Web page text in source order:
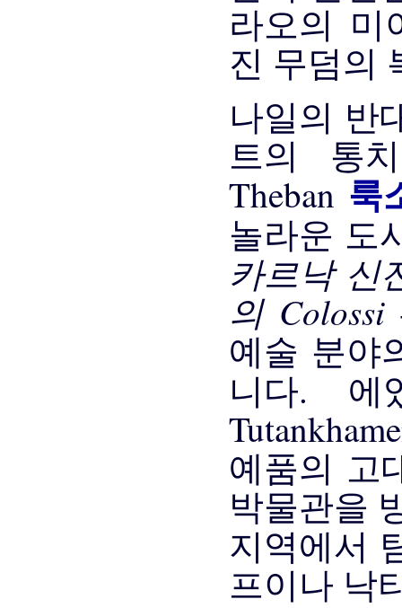
라오의 미
진 무덤의
나일의 반
트의 통
Theban 룩
놀라운 도
카르낙 신
의 Colossi
예술 분야
니다.
예품의 고
박물관을
지역에서
프이나 낙